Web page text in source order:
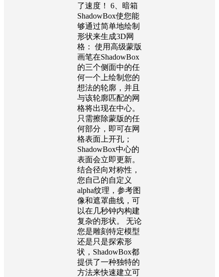
了速度！ 6、暗箱
ShadowBox使您能
够通过简单地绘制
形状来生成3D网
格： 使用高级蒙版
画笔在ShadowBox
的三个侧面中的任
何一个上绘制您的
想法的轮廓，并且
与该轮廓匹配的网
格将出现在中心。
只需擦除蒙版的任
何部分，即可在网
格表面上开孔；
ShadowBox中心的
表面会立即更新。
结合径向对称性，
您自己的自定义
alpha纹理，参考图
像和遮罩曲线，可
以在几秒钟内构建
复杂的形状。 无论
您是雕刻特定模型
还是只是探索形
状，ShadowBox都
提供了一种独特的
方法来快速建立可